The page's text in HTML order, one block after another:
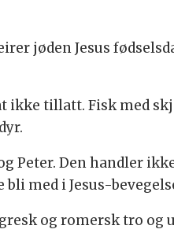
jøden Jesus
ikke tillatt. Fisk med
Peter. Den handler
med i Jesus-
og romersk tro og